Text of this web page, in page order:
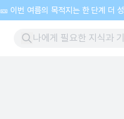
🎫 이번 여름의 목적지는 한 단계 더